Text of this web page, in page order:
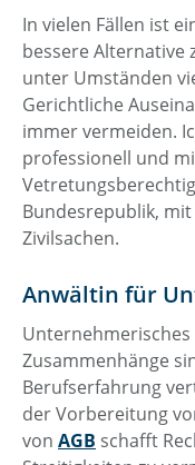
In vielen Fällen ist
bessere Alternative
unter Umständen
Gerichtliche
immer vermeiden.
professionell und
Bundesrepublik,
Zivilsachen.
Anwältin für
Zusammenhänge
Berufserfahrung
der Vorbereitung
von AGB schafft